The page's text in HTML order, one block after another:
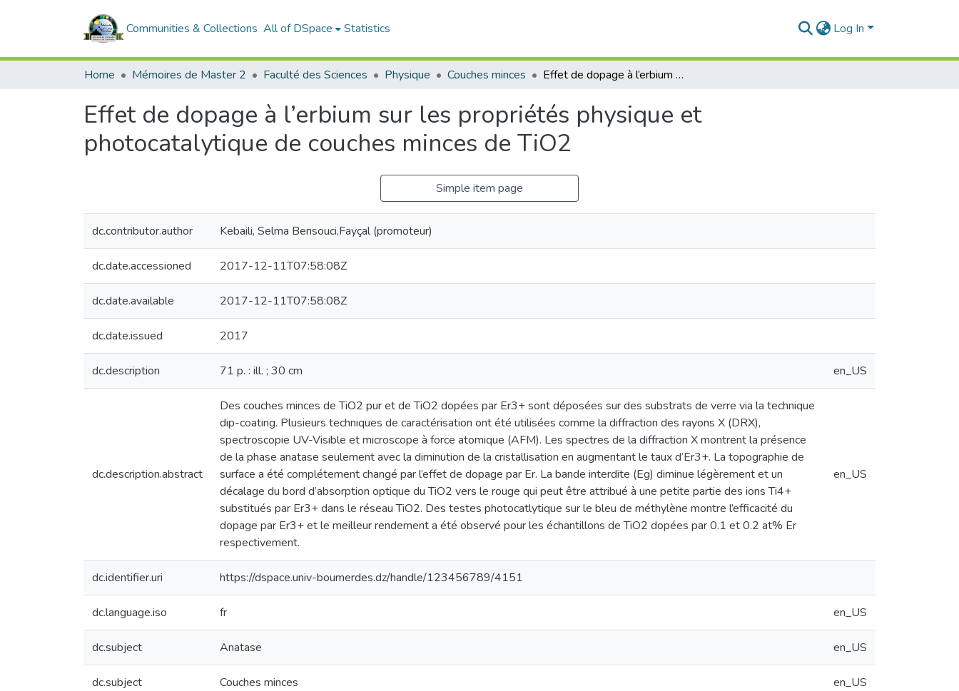
Communities & Collections All of DSpace Statistics Log In
Home Mémoires de Master 2 Faculté des Sciences Physique Couches minces Effet de dopage à l’erbium sur les propriétés physique et photocatalytique de couches minces de TiO2
Effet de dopage à l’erbium sur les propriétés physique et
photocatalytique de couches minces de TiO2
Simple item page
dc.contributor.author Kebaili, Selma Bensouci,Fayçal (promoteur)
dc.date.accessioned 2017-12-11T07:58:08Z
dc.date.available 2017-12-11T07:58:08Z
dc.date.issued 2017
dc.description 71 p. : ill. ; 30 cm en_US
dc.description.abstract
Des couches minces de TiO2 pur et de TiO2 dopées par Er3+ sont déposées sur des substrats de verre via la technique
dip-coating. Plusieurs techniques de caractérisation ont été utilisées comme la diffraction des rayons X (DRX),
spectroscopie UV-Visible et microscope à force atomique (AFM). Les spectres de la diffraction X montrent la présence
de la phase anatase seulement avec la diminution de la cristallisation en augmentant le taux d’Er3+. La topographie de
surface a été complétement changé par l’effet de dopage par Er. La bande interdite (Eg) diminue légèrement et un
décalage du bord d’absorption optique du TiO2 vers le rouge qui peut être attribué à une petite partie des ions Ti4+
substitués par Er3+ dans le réseau TiO2. Des testes photocatlytique sur le bleu de méthylène montre l’efficacité du
dopage par Er3+ et le meilleur rendement a été observé pour les échantillons de TiO2 dopées par 0.1 et 0.2 at% Er
respectivement.
en_US
dc.identifier.uri https://dspace.univ-boumerdes.dz/handle/123456789/4151
dc.language.iso fr en_US
dc.subject Anatase en_US
dc.subject Couches minces en_US